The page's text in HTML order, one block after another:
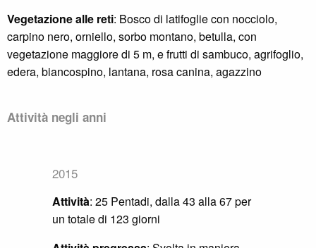
Vegetazione alle reti: Bosco di latifoglie con nocciolo,
carpino nero, orniello, sorbo montano, betulla, con
vegetazione maggiore di 5 m, e frutti di sambuco, agrifoglio,
edera, biancospino, lantana, rosa canina, agazzino
Attività negli anni
Attività: Dal 30 luglio (pentade 43) al 31
dicembre (pentade 73) per un totale di 139